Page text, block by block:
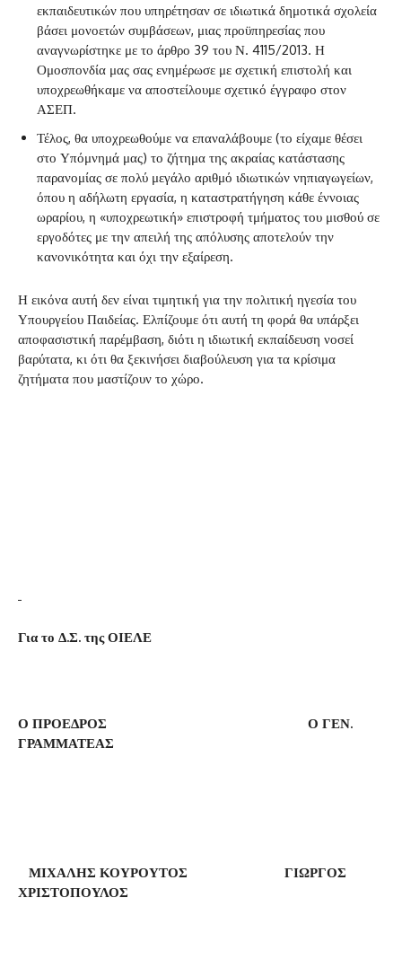
εκπαιδευτικών που υπηρέτησαν σε ιδιωτικά δημοτικά σχολεία
βάσει μονοετών συμβάσεων, μιας προϋπηρεσίας που
αναγνωρίστηκε με το άρθρο 39 του Ν. 4115/2013. Η
Ομοσπονδία μας σας ενημέρωσε με σχετική επιστολή και
υποχρεωθήκαμε να αποστείλουμε σχετικό έγγραφο στον
ΑΣΕΠ.
Τέλος, θα υποχρεωθούμε να επαναλάβουμε (το είχαμε θέσει
στο Υπόμνημά μας) το ζήτημα της ακραίας κατάστασης
παρανομίας σε πολύ μεγάλο αριθμό ιδιωτικών νηπιαγωγείων,
όπου η αδήλωτη εργασία, η καταστρατήγηση κάθε έννοιας
ωραρίου, η «υποχρεωτική» επιστροφή τμήματος του μισθού σε
εργοδότες με την απειλή της απόλυσης αποτελούν την
κανονικότητα και όχι την εξαίρεση.
Η εικόνα αυτή δεν είναι τιμητική για την πολιτική ηγεσία του
Υπουργείου Παιδείας. Ελπίζουμε ότι αυτή τη φορά θα υπάρξει
αποφασιστική παρέμβαση, διότι η ιδιωτική εκπαίδευση νοσεί
βαρύτατα, κι ότι θα ξεκινήσει διαβούλευση για τα κρίσιμα
ζητήματα που μαστίζουν το χώρο.
Για το Δ.Σ. της ΟΙΕΛΕ
Ο ΠΡΟΕΔΡΟΣ Ο ΓΕΝ.
ΓΡΑΜΜΑΤΕΑΣ
ΜΙΧΑΛΗΣ ΚΟΥΡΟΥΤΟΣ ΓΙΩΡΓΟΣ
ΧΡΙΣΤΟΠΟΥΛΟΣ